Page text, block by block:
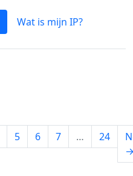
Wat is mijn IP?
5 6 7 … 24